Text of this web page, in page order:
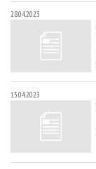
28.04.2023
13.04.2023